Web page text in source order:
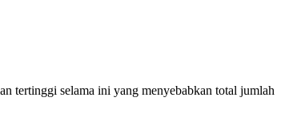
tertinggi selama ini yang menyebabkan total jumlah